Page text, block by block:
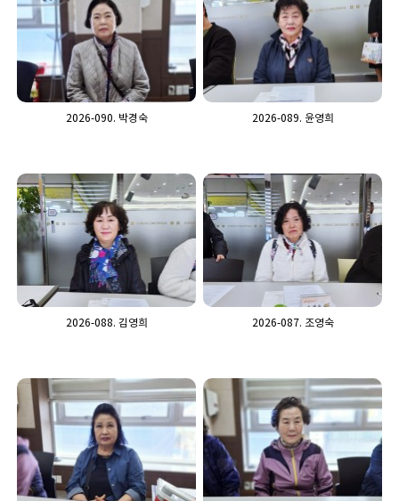
2026-090. 박경숙 2026-089. 윤영희
2026-088. 김영희 2026-087. 조영숙